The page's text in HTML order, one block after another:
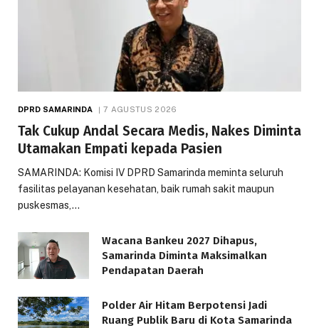
DPRD SAMARINDA 7 AGUSTUS 2026
Tak Cukup Andal Secara Medis, Nakes Diminta
Utamakan Empati kepada Pasien
SAMARINDA: Komisi IV DPRD Samarinda meminta seluruh
fasilitas pelayanan kesehatan, baik rumah sakit maupun
puskesmas,…
Wacana Bankeu 2027 Dihapus,
Samarinda Diminta Maksimalkan
Pendapatan Daerah
Polder Air Hitam Berpotensi Jadi
Ruang Publik Baru di Kota Samarinda